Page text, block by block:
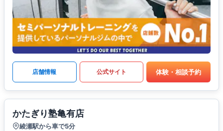
店舗情報 公式サイト 体験・相談予約
かたぎり塾亀有店
綾瀬駅から車で5分